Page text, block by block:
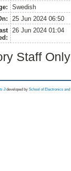
Swedish
25 Jun 2024 06:50
26 Jun 2024 01:04
Staff
3 developed by School of Electronics